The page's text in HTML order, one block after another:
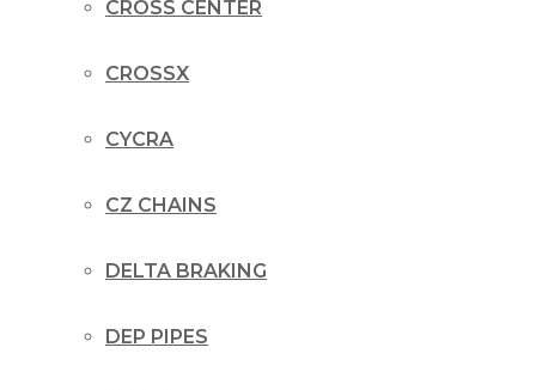
CROSS CENTER
CROSSX
CYCRA
CZ CHAINS
DELTA BRAKING
DEP PIPES